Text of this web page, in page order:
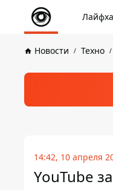
Новости Техно
14:42, 10 апреля
YouTube